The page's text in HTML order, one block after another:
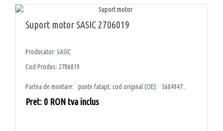
Suport motor SASIC 2706019
Producator: SASIC
Cod Produs: 2706019
Partea de montare: punte fatapt. cod original (OE): 5684947..
Pret: 0 RON tva inclus